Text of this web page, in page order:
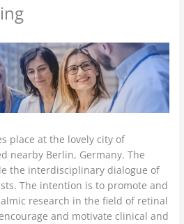
place at the lovely city of
nearby Berlin, Germany. The
the interdisciplinary dialogue of
The intention is to promote and
research in the field of retinal
and motivate clinical and